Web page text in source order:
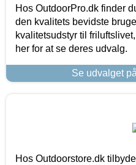
Hos OutdoorPro.dk finder
den kvalitets bevidste
kvalitetsudstyr til
her for at se deres udvalg.
Se udvalget
Hos Outdoorstore.dk